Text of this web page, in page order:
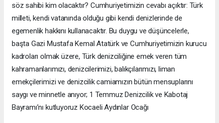
söz sahibi kim olacaktır? Cumhuriyetimizin cevabı açıktır: Türk
milleti, kendi vatanında olduğu gibi kendi denizlerinde de
egemenlik hakkını kullanacaktır. Bu duygu ve düşüncelerle,
başta Gazi Mustafa Kemal Atatürk ve Cumhuriyetimizin kurucu
kadroları olmak üzere, Türk denizciliğine emek veren tüm
kahramanlarımızı, denizcilerimizi, balıkçılarımızı, liman
emekçilerimizi ve denizcilik camiamızın bütün mensuplarını
saygı ve minnetle anıyor; 1 Temmuz Denizcilik ve Kabotaj
Bayramı’nı kutluyoruz Kocaeli Aydınlar Ocağı